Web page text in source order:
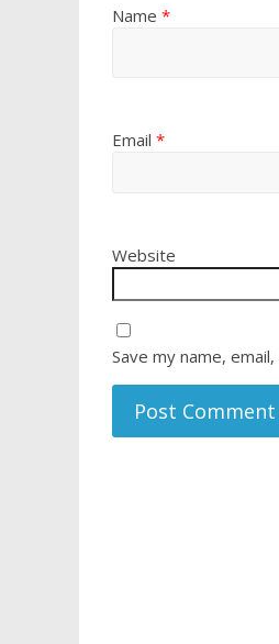
Name *
Email *
Website
Save my name,